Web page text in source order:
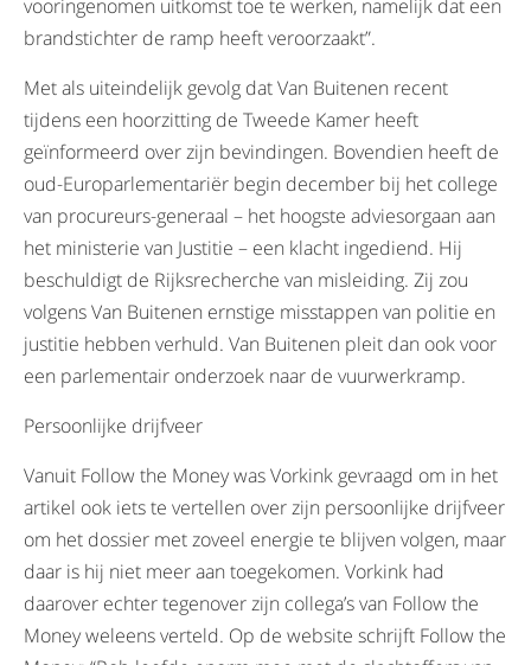
vooringenomen uitkomst toe te werken, namelijk dat een
brandstichter de ramp heeft veroorzaakt”.
Met als uiteindelijk gevolg dat Van Buitenen recent
tijdens een hoorzitting de Tweede Kamer heeft
geïnformeerd over zijn bevindingen. Bovendien heeft de
oud-Europarlementariër begin december bij het college
van procureurs-generaal – het hoogste adviesorgaan aan
het ministerie van Justitie – een klacht ingediend. Hij
beschuldigt de Rijksrecherche van misleiding. Zij zou
volgens Van Buitenen ernstige misstappen van politie en
justitie hebben verhuld. Van Buitenen pleit dan ook voor
een parlementair onderzoek naar de vuurwerkramp.
Persoonlijke drijfveer
Vanuit Follow the Money was Vorkink gevraagd om in het
artikel ook iets te vertellen over zijn persoonlijke drijfveer
om het dossier met zoveel energie te blijven volgen, maar
daar is hij niet meer aan toegekomen. Vorkink had
daarover echter tegenover zijn collega’s van Follow the
Money weleens verteld. Op de website schrijft Follow the